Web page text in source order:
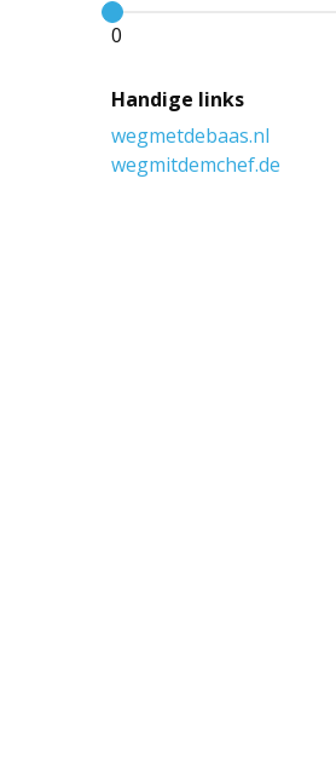
0
Handige links
wegmetdebaas.nl
wegmitdemchef.de